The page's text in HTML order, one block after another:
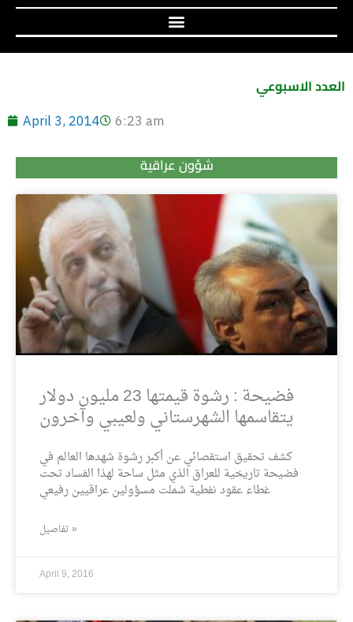
العدد الاسبوعي
April 3, 2014 6:23 am
شؤون عراقية
فضيحة : رشوة قيمتها 23 مليون دولار
يتقاسمها الشهرستاني ولعيبي وآخرون
كشف تحقيق استقصائي عن أكبر رشوة شهدها العالم في
فضيحة تاريخية للعراق الذي مثل ساحة لهذا الفساد تحت
غطاء عقود نفطية شملت مسؤولين عراقيين رفيعي
تفاصيل »
April 9, 2016